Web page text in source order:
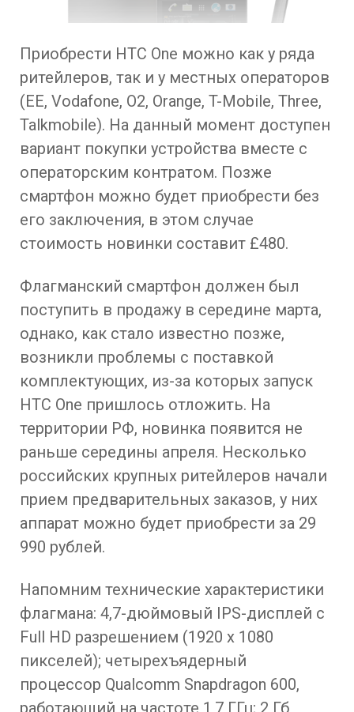
Приобрести HTC One можно как у ряда
ритейлеров, так и у местных операторов
(EE, Vodafone, O2, Orange, T-Mobile, Three,
Talkmobile). На данный момент доступен
вариант покупки устройства вместе с
операторским контратом. Позже
смартфон можно будет приобрести без
его заключения, в этом случае
стоимость новинки составит £480.
Флагманский смартфон должен был
поступить в продажу в середине марта,
однако, как стало известно позже,
возникли проблемы с поставкой
комплектующих, из-за которых запуск
HTC One пришлось отложить. На
территории РФ, новинка появится не
раньше середины апреля. Несколько
российских крупных ритейлеров начали
прием предварительных заказов, у них
аппарат можно будет приобрести за 29
990 рублей.
Напомним технические характеристики
флагмана: 4,7-дюймовый IPS-дисплей с
Full HD разрешением (1920 x 1080
пикселей); четырехъядерный
процессор Qualcomm Snapdragon 600,
работающий на частоте 1,7 ГГц; 2 Гб